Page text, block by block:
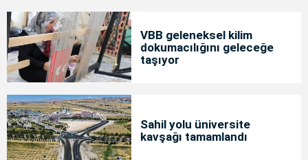
VBB geleneksel kilim
dokumacılığını geleceğe
taşıyor
Sahil yolu üniversite
kavşağı tamamlandı